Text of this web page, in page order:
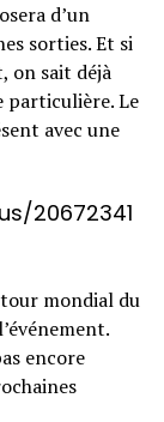
d’un
sorties. Et si
on sait déjà
particulière. Le
avec une
20672341
mondial du
encore